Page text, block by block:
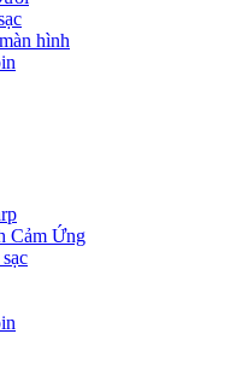
hình
Cảm Ứng